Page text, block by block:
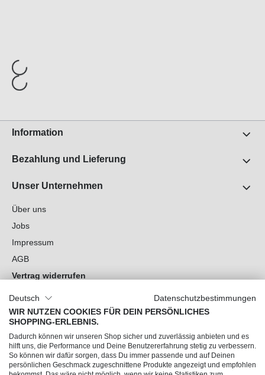
Information
Bezahlung und Lieferung
Unser Unternehmen
Über uns
Jobs
Impressum
AGB
Vertrag widerrufen
Cookie-Einstellungen
Du hast Fragen?
Unsere Socials
Deutsch
Datenschutzbestimmungen
WIR NUTZEN COOKIES FÜR DEIN PERSÖNLICHES
SHOPPING-ERLEBNIS.
Dadurch können wir unseren Shop sicher und zuverlässig anbieten und es
hilft uns, die Performance und Deine Benutzererfahrung stetig zu verbessern.
So können wir dafür sorgen, dass Du immer passende und auf Deinen
persönlichen Geschmack zugeschnittene Produkte angezeigt und empfohlen